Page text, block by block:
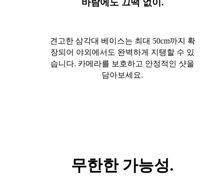
바람에도 끄떡 없이.
견고한 삼각대 베이스는 최대 50cm까지 확
장되어 야외에서도 완벽하게 지탱할 수 있
습니다. 카메라를 보호하고 안정적인 샷을
담아보세요.
무한한 가능성.